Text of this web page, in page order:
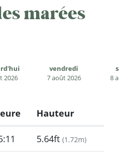
marées
2026
vendredi
7 août 2026
8
Hauteur
5.64ft (1.72m)